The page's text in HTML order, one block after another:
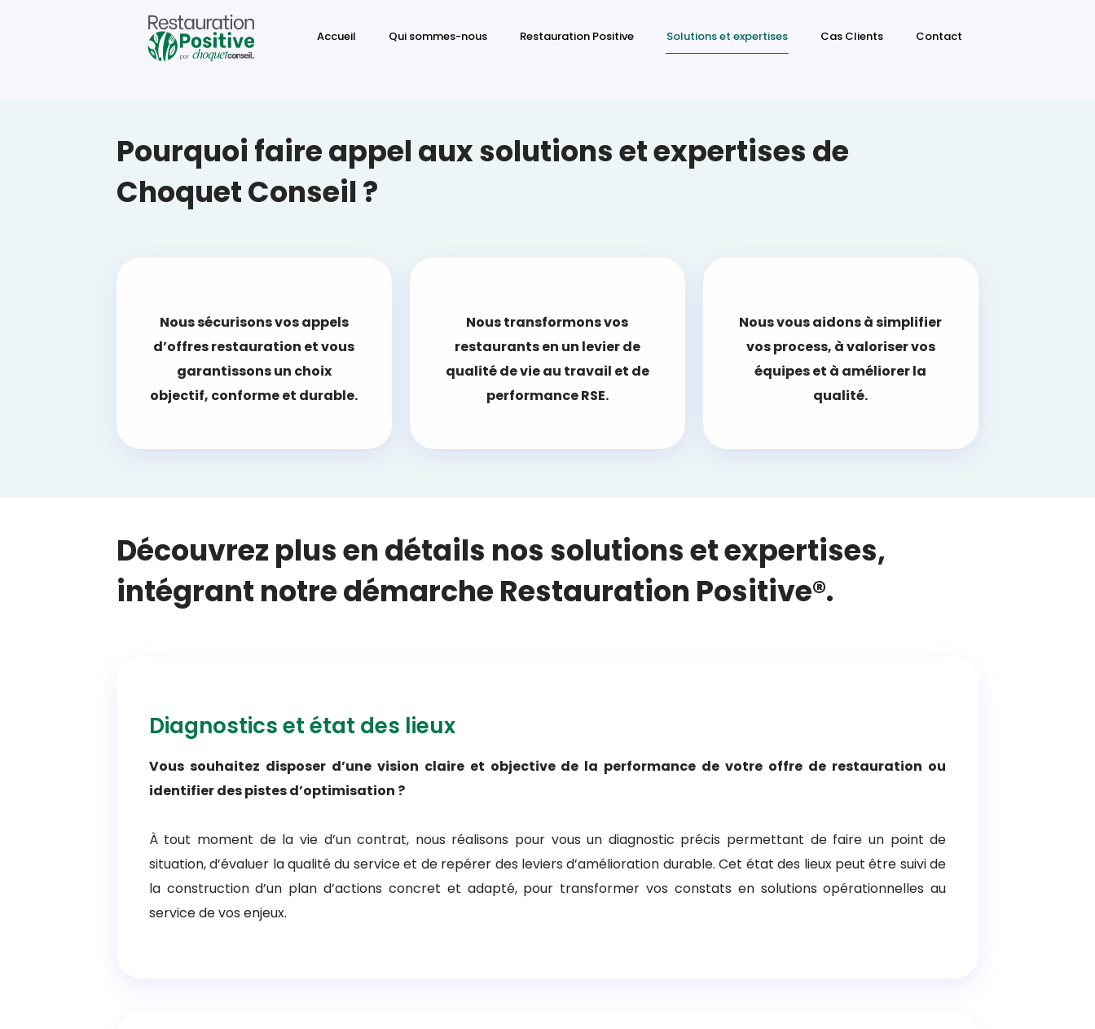
Accueil Qui sommes-nous Restauration Positive Solutions et expertises Cas Clients Contact
Pourquoi faire appel aux solutions et expertises de
Choquet Conseil ?
Nous sécurisons vos appels
d’offres restauration et vous
garantissons un choix
objectif, conforme et durable.
Nous transformons vos
restaurants en un levier de
qualité de vie au travail et de
performance RSE.
Nous vous aidons à simplifier
vos process, à valoriser vos
équipes et à améliorer la
qualité.
Découvrez plus en détails nos solutions et expertises,
intégrant notre démarche Restauration Positive®.
Diagnostics et état des lieux
Vous souhaitez disposer d’une vision claire et objective de la performance de votre offre de restauration ou
identifier des pistes d’optimisation ?
À tout moment de la vie d’un contrat, nous réalisons pour vous un diagnostic précis permettant de faire un point de
situation, d’évaluer la qualité du service et de repérer des leviers d’amélioration durable. Cet état des lieux peut être suivi de
la construction d’un plan d’actions concret et adapté, pour transformer vos constats en solutions opérationnelles au
service de vos enjeux.